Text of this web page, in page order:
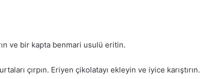
ve bir kapta benmari usulü eritin.
çırpın. Eriyen çikolatayı ekleyin ve iyice karıştırın.